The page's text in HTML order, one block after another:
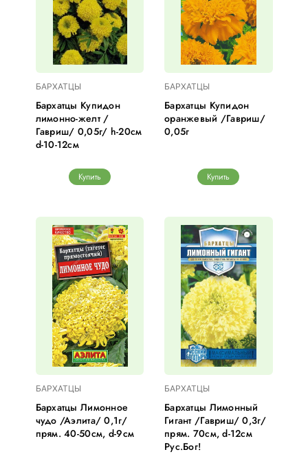
БАРХАТЦЫ
Бархатцы Купидон
лимонно-желт /
Гавриш/ 0,05г/ h-20см
d-10-12см
Купить
БАРХАТЦЫ
Бархатцы Купидон
оранжевый /Гавриш/
0,05г
Купить
БАРХАТЦЫ
Бархатцы Лимонное
чудо /Аэлита/ 0,1г/
прям. 40-50см, d-9см
БАРХАТЦЫ
Бархатцы Лимонный
Гигант /Гавриш/ 0,3г/
прям. 70см, d-12см
Рус.Бог!